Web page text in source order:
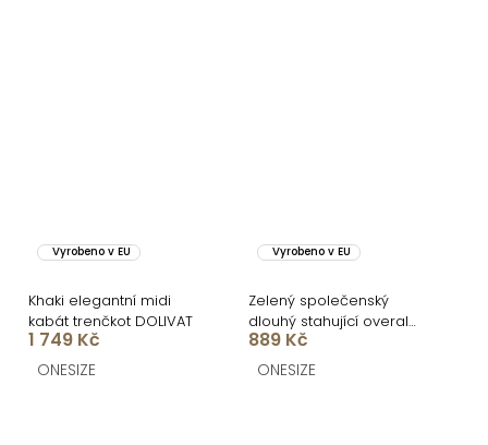
Vyrobeno v EU
Khaki elegantní midi
kabát trenčkot DOLIVAT
1 749 Kč
ONESIZE
Vyrobeno v EU
Zelený společenský
dlouhý stahující overal
TRISERA
889 Kč
ONESIZE